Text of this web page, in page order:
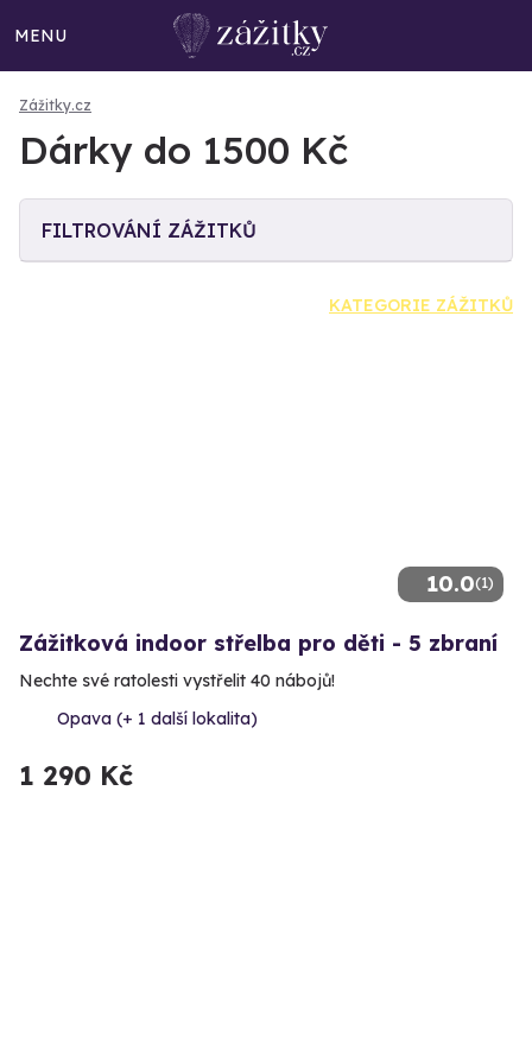
MENU
Zážitky.cz
Dárky do 1500 Kč
FILTROVÁNÍ ZÁŽITKŮ
KATEGORIE ZÁŽITKŮ
10.0(1)
Zážitková indoor střelba pro děti - 5 zbraní
Nechte své ratolesti vystřelit 40 nábojů!
Opava (+ 1 další lokalita)
1 290 Kč